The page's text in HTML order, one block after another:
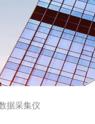
据采集仪